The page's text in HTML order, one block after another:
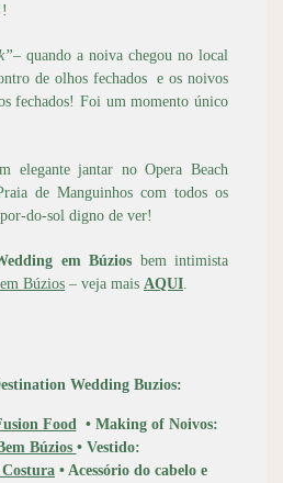
– quando a noiva chegou no local
de olhos fechados e os noivos
fechados! Foi um momento único
elegante jantar no Opera Beach
de Manguinhos com todos os
do-sol digno de ver!
em Búzios bem intimista
Búzios – veja mais AQUI
Wedding Buzios:
Food
• Making of Noivos:
Búzios • Vestido:
• Acessório do cabelo e